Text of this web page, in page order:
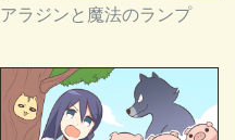
アラジンと魔法のランプ